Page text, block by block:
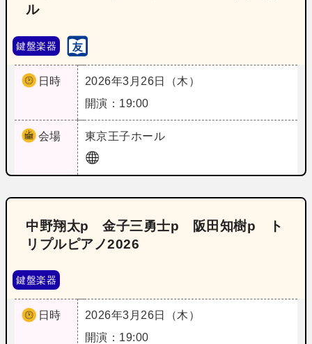
ル
鍵盤楽器
日時
2026年3月26日（木）
開演：19:00
会場 東京王子ホール
中野翔太p 金子三勇士p 阪田知樹p ト
リプルピアノ2026
鍵盤楽器
日時
2026年3月26日（木）
開演：19:00